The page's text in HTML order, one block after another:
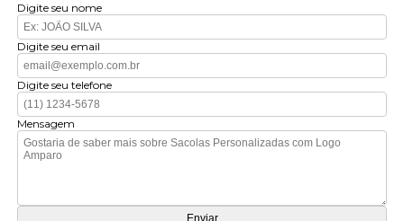
Digite seu nome
Digite seu email
Digite seu telefone
Mensagem